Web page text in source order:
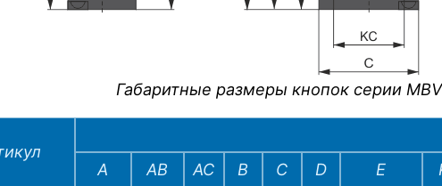
Габаритные размеры кнопок серии
A
AB AC B C D E